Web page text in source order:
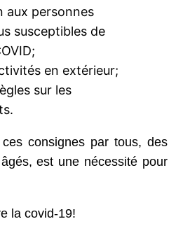
aux personnes
susceptibles de
en extérieur;
sur les
consignes par tous, des
est une nécessité pour
la covid-19!